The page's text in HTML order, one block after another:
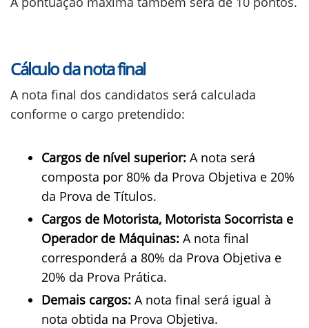
Cálculo da nota final
A nota final dos candidatos será calculada
conforme o cargo pretendido:
Cargos de nível superior: A nota será
composta por 80% da Prova Objetiva e 20%
da Prova de Títulos.
Cargos de Motorista, Motorista Socorrista e
Operador de Máquinas: A nota final
corresponderá a 80% da Prova Objetiva e
20% da Prova Prática.
Demais cargos: A nota final será igual à
nota obtida na Prova Objetiva.